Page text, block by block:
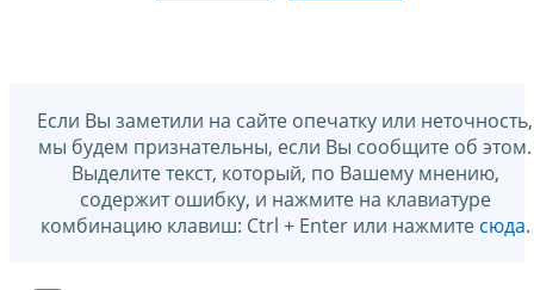
Если Вы заметили на сайте опечатку или неточность,
мы будем признательны, если Вы сообщите об этом.
Выделите текст, который, по Вашему мнению,
содержит ошибку, и нажмите на клавиатуре
комбинацию клавиш: Ctrl + Enter или нажмите сюда.